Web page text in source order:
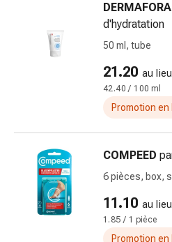
yeux
Pansements
yeux
Hygiène
Cœur
et
Circulation
Thérapie
cardiaque
DERMAFORA
d'hydratation
50 ml, tube
21.20 au
42.40 / 100 ml
Promotion en
COMPEED
6 pièces, box,
11.10 au
1.85 / 1 pièce
Promotion en